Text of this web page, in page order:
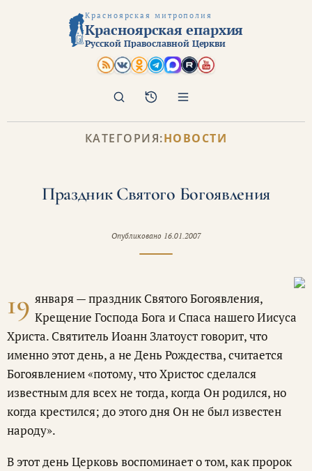
Красноярская митрополия
Красноярская епархия
Русской Православной Церкви
Архив
Поиск
КАТЕГОРИЯ:НОВОСТИ
Праздник Святого Богоявления
Опубликовано 16.01.2007
19 января — праздник Святого Богоявления,
Крещение Господа Бога и Спаса нашего Иисуса
Христа. Святитель Иоанн Златоуст говорит, что
именно этот день, а не День Рождества, считается
Богоявлением «потому, что Христос сделался
известным для всех не тогда, когда Он родился, но
когда крестился; до этого дня Он не был известен
народу».
В этот день Церковь воспоминает о том, как пророк